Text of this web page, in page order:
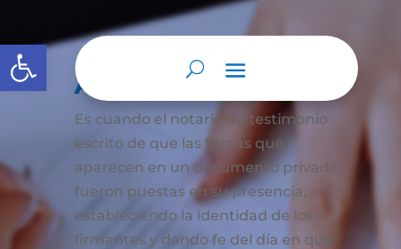
Abrir barra de herramientas
Autenticación
Es cuando el notario da testimonio
escrito de que las firmas que
aparecen en un documento privado
fueron puestas en su presencia,
estableciendo la identidad de los
firmantes y dando fe del día en que